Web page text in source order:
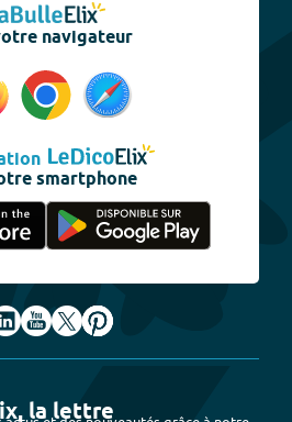
navigateur
smartphone
la lettre